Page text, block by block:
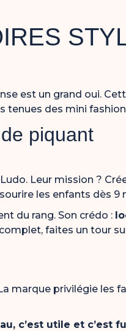
est un grand oui.
tenues des mini
piquant
Leur mission ?
les enfants dès 9
du rang. Son crédo :
complet, faites un tour
marque privilégie les
c’est utile et c’est